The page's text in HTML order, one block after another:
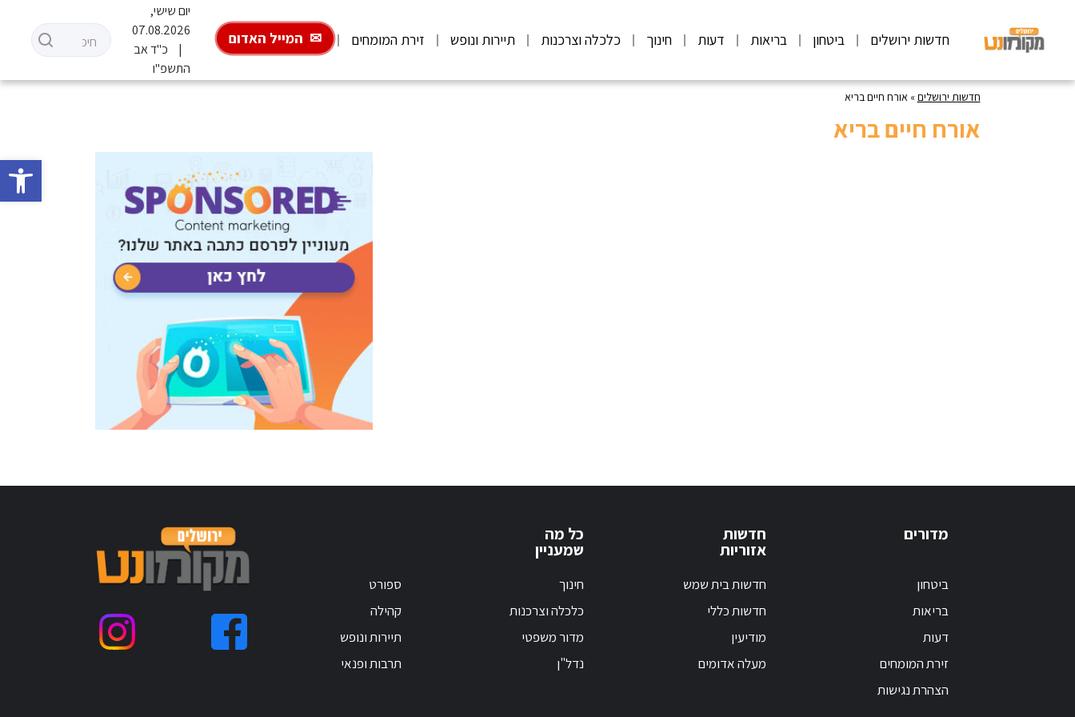
פתח
חדשות ירושלים ביטחון בריאות דעות חינוך כלכלה וצרכנות תיירות ונופש זירת המומחים המייל האדום
יום שישי,
07.08.2026
כ"ד אב
התשפ"ו
חדשות ירושלים» אורח חיים בריא
אורח חיים בריא
מדורים
ביטחון
בריאות
דעות
זירת המומחים
הצהרת נגישות
חדשות
אזוריות
חדשות בית שמש
חדשות כללי
מודיעין
מעלה אדומים
כל מה
שמעניין
חינוך
כלכלה וצרכנות
מדור משפטי
נדל"ן
ספורט
קהילה
תיירות ונופש
תרבות ופנאי